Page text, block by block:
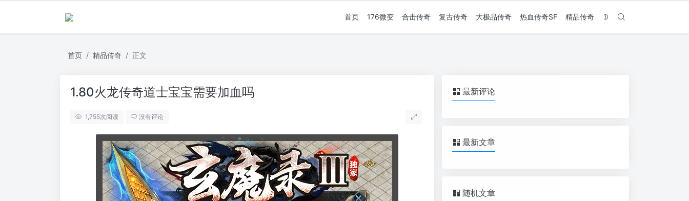
首页 176微变 合击传奇 复古传奇 大极品传奇 热血传奇SF 精品传奇
首页 精品传奇 正文
1.80火龙传奇道士宝宝需要加血吗
1,755次阅读 没有评论
最新评论
最新文章
随机文章